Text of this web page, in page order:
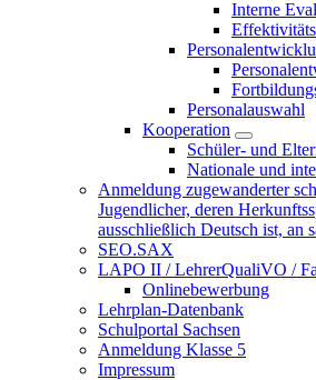
Interne
Personalauswahl
Kooperation
Schüler- und
Nationale und
Anmeldung zugewanderter
Jugendlicher, deren
ausschließlich Deutsch ist, an
SEO.SAX
LAPO II / LehrerQualiVO /
Onlinebewerbung
Lehrplan-Datenbank
Schulportal Sachsen
Anmeldung Klasse 5
Impressum